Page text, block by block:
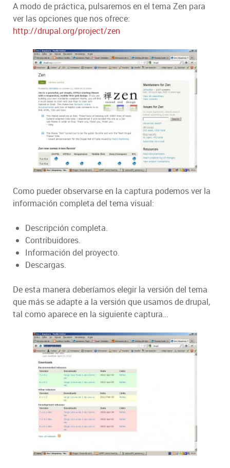
A modo de práctica, pulsaremos en el tema Zen para
ver las opciones que nos ofrece:
http://drupal.org/project/zen
Como pueder observarse en la captura podemos ver la
información completa del tema visual:
Descripción completa.
Contribuidores.
Información del proyecto.
Descargas.
De esta manera deberíamos elegir la versión del tema
que más se adapte a la versión que usamos de drupal,
tal como aparece en la siguiente captura…